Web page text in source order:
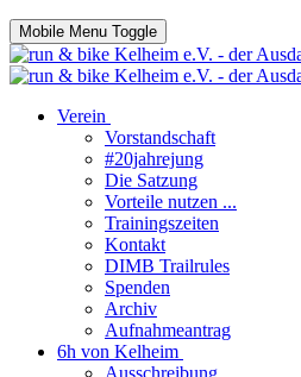
Mobile Menu Toggle
Verein
Vorstandschaft
#20jahrejung
Die Satzung
Vorteile nutzen ...
Trainingszeiten
Kontakt
DIMB Trailrules
Spenden
Archiv
Aufnahmeantrag
6h von Kelheim
Ausschreibung